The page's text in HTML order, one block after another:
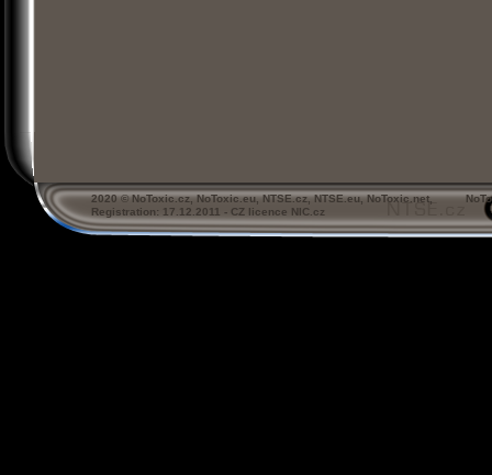
2020 © NoToxic.cz, NoToxic.eu, NTSE.cz, NTSE.eu, NoToxic.net,
Registration: 17.12.2011 - CZ licence NIC.cz